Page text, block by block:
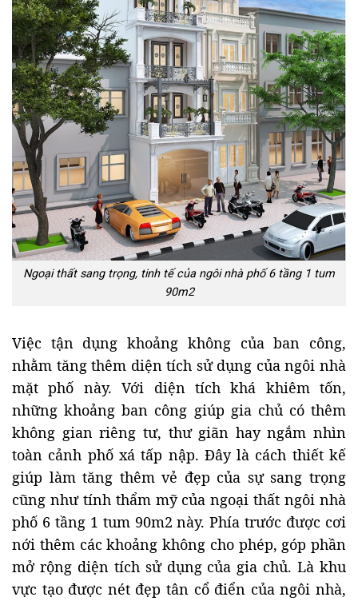
Ngoại thất sang trọng, tinh tế của ngôi nhà phố 6 tầng 1 tum
90m2
Việc tận dụng khoảng không của ban công,
nhằm tăng thêm diện tích sử dụng của ngôi nhà
mặt phố này. Với diện tích khá khiêm tốn,
những khoảng ban công giúp gia chủ có thêm
không gian riêng tư, thư giãn hay ngắm nhìn
toàn cảnh phố xá tấp nập. Đây là cách thiết kế
giúp làm tăng thêm vẻ đẹp của sự sang trọng
cũng như tính thẩm mỹ của ngoại thất ngôi nhà
phố 6 tầng 1 tum 90m2 này. Phía trước được cơi
nới thêm các khoảng không cho phép, góp phần
mở rộng diện tích sử dụng của gia chủ. Là khu
vực tạo được nét đẹp tân cổ điển của ngôi nhà,